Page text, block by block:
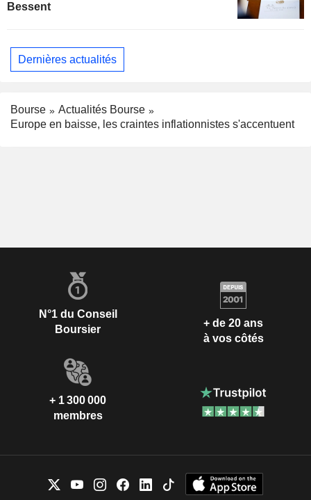
Bessent
Dernières actualités
Bourse
Actualités Bourse
Europe en baisse, les craintes inflationnistes s'accentuent
N°1 du Conseil
Boursier
+ de 20 ans
à vos côtés
+ 1 300 000
membres